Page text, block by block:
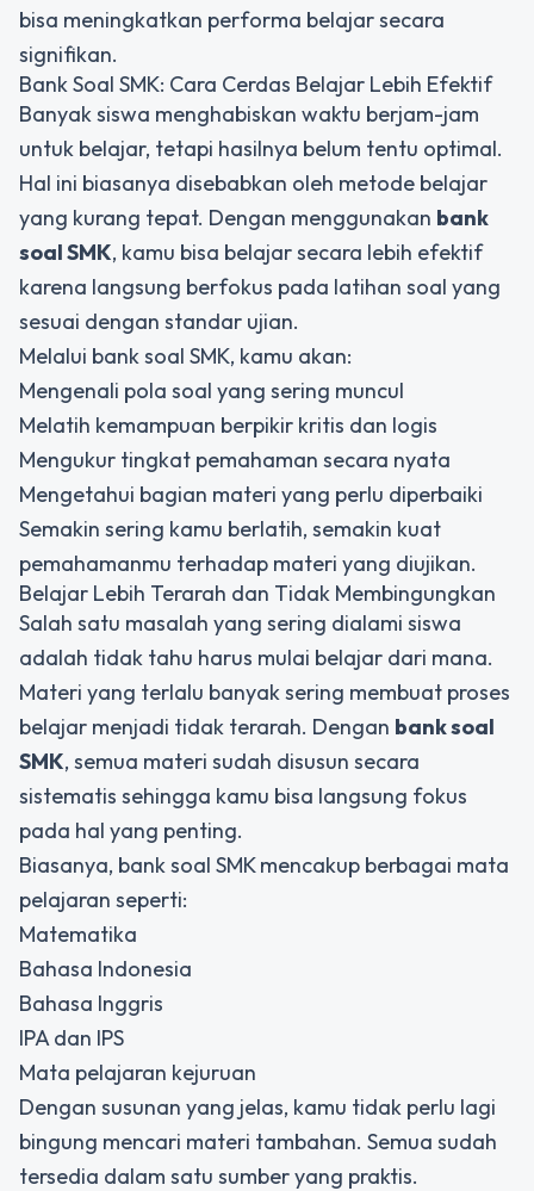
bisa meningkatkan performa belajar secara
signifikan.
Bank Soal SMK: Cara Cerdas Belajar Lebih Efektif
Banyak siswa menghabiskan waktu berjam-jam
untuk belajar, tetapi hasilnya belum tentu optimal.
Hal ini biasanya disebabkan oleh metode belajar
yang kurang tepat. Dengan menggunakan bank
soal SMK, kamu bisa belajar secara lebih efektif
karena langsung berfokus pada latihan soal yang
sesuai dengan standar ujian.
Melalui bank soal SMK, kamu akan:
Mengenali pola soal yang sering muncul
Melatih kemampuan berpikir kritis dan logis
Mengukur tingkat pemahaman secara nyata
Mengetahui bagian materi yang perlu diperbaiki
Semakin sering kamu berlatih, semakin kuat
pemahamanmu terhadap materi yang diujikan.
Belajar Lebih Terarah dan Tidak Membingungkan
Salah satu masalah yang sering dialami siswa
adalah tidak tahu harus mulai belajar dari mana.
Materi yang terlalu banyak sering membuat proses
belajar menjadi tidak terarah. Dengan bank soal
SMK, semua materi sudah disusun secara
sistematis sehingga kamu bisa langsung fokus
pada hal yang penting.
Biasanya, bank soal SMK mencakup berbagai mata
pelajaran seperti:
Matematika
Bahasa Indonesia
Bahasa Inggris
IPA dan IPS
Mata pelajaran kejuruan
Dengan susunan yang jelas, kamu tidak perlu lagi
bingung mencari materi tambahan. Semua sudah
tersedia dalam satu sumber yang praktis.